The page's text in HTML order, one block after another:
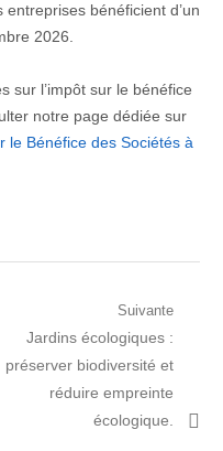
bénéficient d’un
2026.
sur l’impôt sur le bénéfice
notre page dédiée sur
le Bénéfice des Sociétés à
Suivante
Prochain
article:
Jardins écologiques :
préserver biodiversité et
réduire empreinte
écologique.